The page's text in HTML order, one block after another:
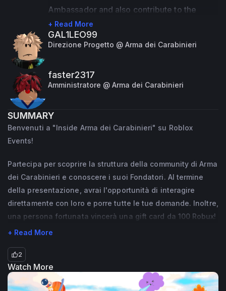
Ambassador and also contribute to the
Community Feedback Program. On top of
that, I take on the role of a Official Event
Despite these roles, I'm just an ordinary guy
with a passion for programming and
platform. I'm proficient in several
+ Read More
GAL1LEO99
Direzione Progetto @ Arma dei Carabinieri
faster2317
Amministratore @ Arma dei Carabinieri
SUMMARY
Benvenuti a "Inside Arma dei Carabinieri" su Roblox
Events!
Partecipa per scoprire la struttura della community di Arma
dei Carabinieri e conoscere i suoi Fondatori. Al termine
della presentazione, avrai l'opportunità di interagire
direttamente con loro e porre tutte le tue domande. Inoltre,
una persona fortunata vincerà una gift card da 100 Robux!
+ Read More
2
Watch More